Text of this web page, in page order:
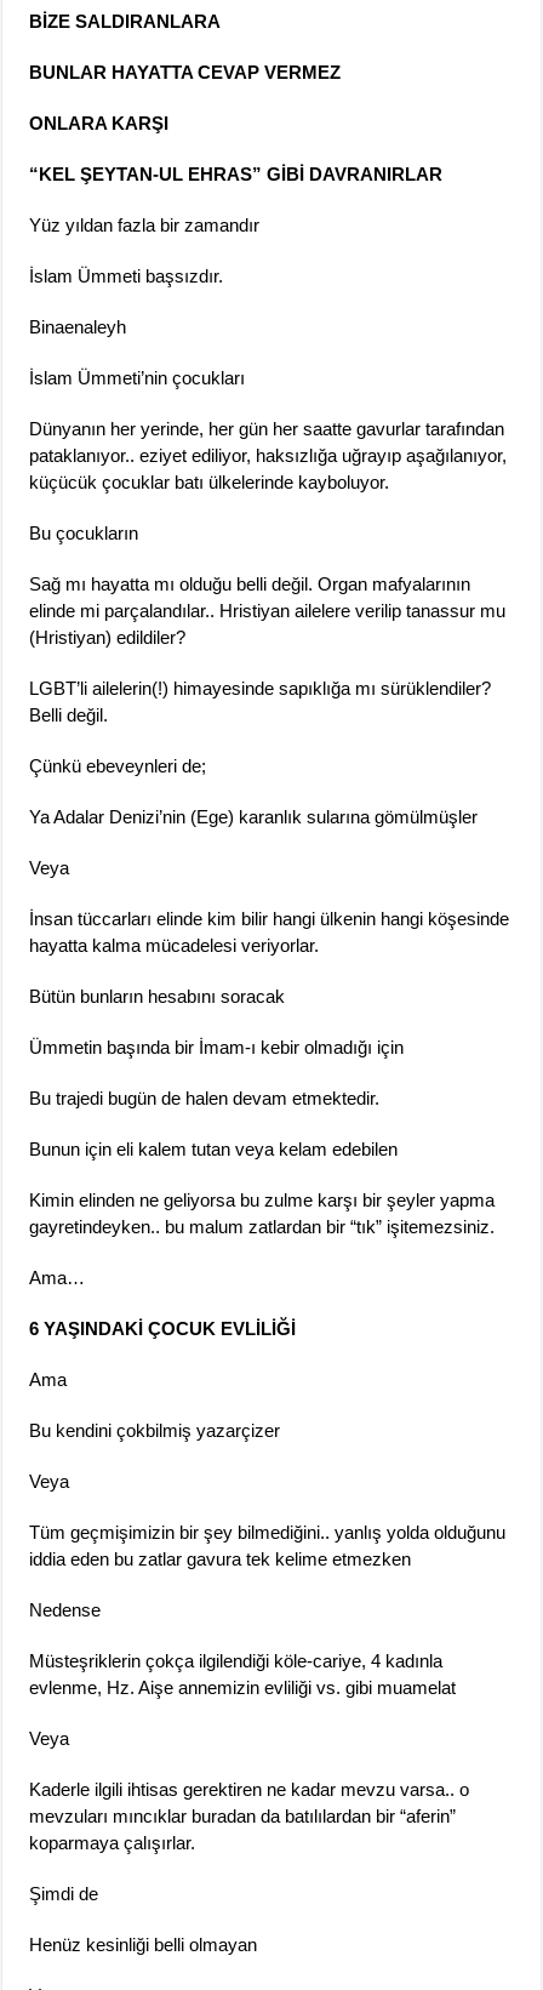
BİZE SALDIRANLARA
BUNLAR HAYATTA CEVAP VERMEZ
ONLARA KARŞI
“KEL ŞEYTAN-UL EHRAS” GİBİ DAVRANIRLAR
Yüz yıldan fazla bir zamandır
İslam Ümmeti başsızdır.
Binaenaleyh
İslam Ümmeti’nin çocukları
Dünyanın her yerinde, her gün her saatte gavurlar tarafından
pataklanıyor.. eziyet ediliyor, haksızlığa uğrayıp aşağılanıyor,
küçücük çocuklar batı ülkelerinde kayboluyor.
Bu çocukların
Sağ mı hayatta mı olduğu belli değil. Organ mafyalarının
elinde mi parçalandılar.. Hristiyan ailelere verilip tanassur mu
(Hristiyan) edildiler?
LGBT’li ailelerin(!) himayesinde sapıklığa mı sürüklendiler?
Belli değil.
Çünkü ebeveynleri de;
Ya Adalar Denizi’nin (Ege) karanlık sularına gömülmüşler
Veya
İnsan tüccarları elinde kim bilir hangi ülkenin hangi köşesinde
hayatta kalma mücadelesi veriyorlar.
Bütün bunların hesabını soracak
Ümmetin başında bir İmam-ı kebir olmadığı için
Bu trajedi bugün de halen devam etmektedir.
Bunun için eli kalem tutan veya kelam edebilen
Kimin elinden ne geliyorsa bu zulme karşı bir şeyler yapma
gayretindeyken.. bu malum zatlardan bir “tık” işitemezsiniz.
Ama…
6 YAŞINDAKİ ÇOCUK EVLİLİĞİ
Ama
Bu kendini çokbilmiş yazarçizer
Veya
Tüm geçmişimizin bir şey bilmediğini.. yanlış yolda olduğunu
iddia eden bu zatlar gavura tek kelime etmezken
Nedense
Müsteşriklerin çokça ilgilendiği köle-cariye, 4 kadınla
evlenme, Hz. Aişe annemizin evliliği vs. gibi muamelat
Veya
Kaderle ilgili ihtisas gerektiren ne kadar mevzu varsa.. o
mevzuları mıncıklar buradan da batılılardan bir “aferin”
koparmaya çalışırlar.
Şimdi de
Henüz kesinliği belli olmayan